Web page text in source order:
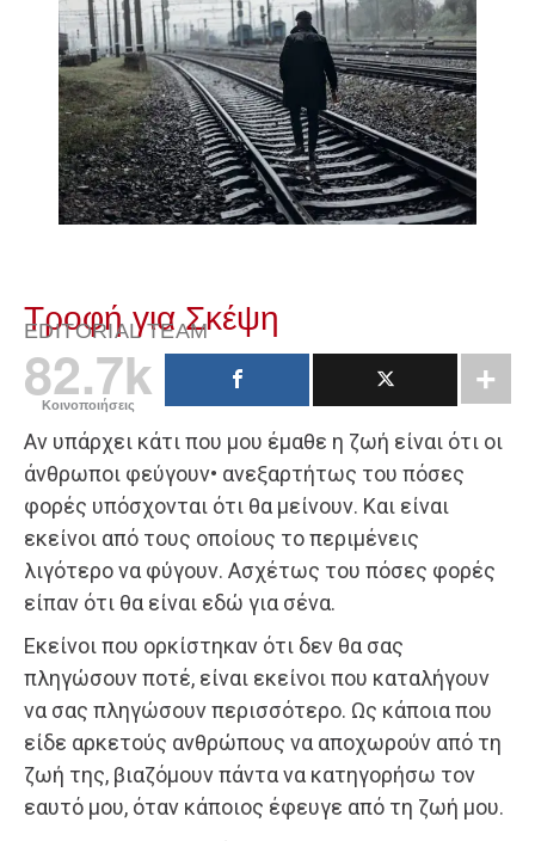
Τροφή για Σκέψη
EDITORIAL TEAM
82.7k
Κοινοποιήσεις
Αν υπάρχει κάτι που μου έμαθε η ζωή είναι ότι οι
άνθρωποι φεύγουν• ανεξαρτήτως του πόσες
φορές υπόσχονται ότι θα μείνουν. Και είναι
εκείνοι από τους οποίους το περιμένεις
λιγότερο να φύγουν. Ασχέτως του πόσες φορές
είπαν ότι θα είναι εδώ για σένα.
Εκείνοι που ορκίστηκαν ότι δεν θα σας
πληγώσουν ποτέ, είναι εκείνοι που καταλήγουν
να σας πληγώσουν περισσότερο. Ως κάποια που
είδε αρκετούς ανθρώπους να αποχωρούν από τη
ζωή της, βιαζόμουν πάντα να κατηγορήσω τον
εαυτό μου, όταν κάποιος έφευγε από τη ζωή μου.